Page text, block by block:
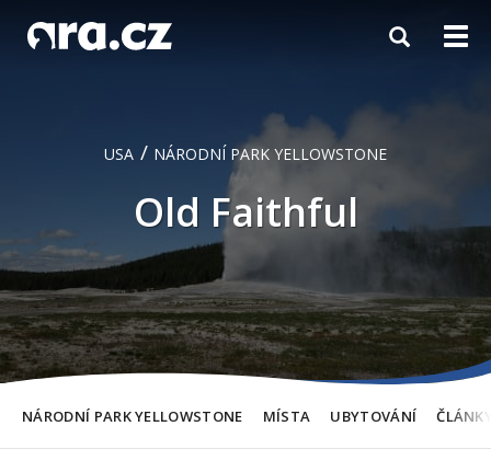
Toggle
NÁRODNÍ PARK YELLOWSTONE MÍSTA UBYTOVÁNÍ
USA / NÁRODNÍ PARK YELLOWSTONE
Old Faithful